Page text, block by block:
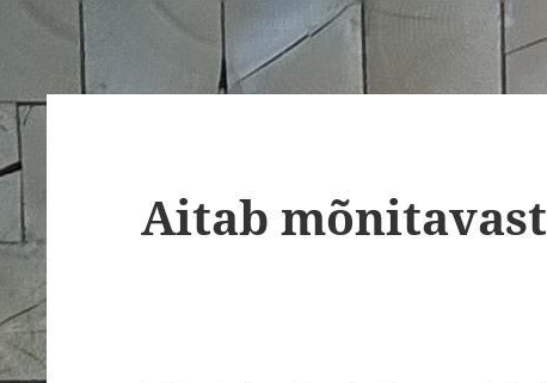
Aitab